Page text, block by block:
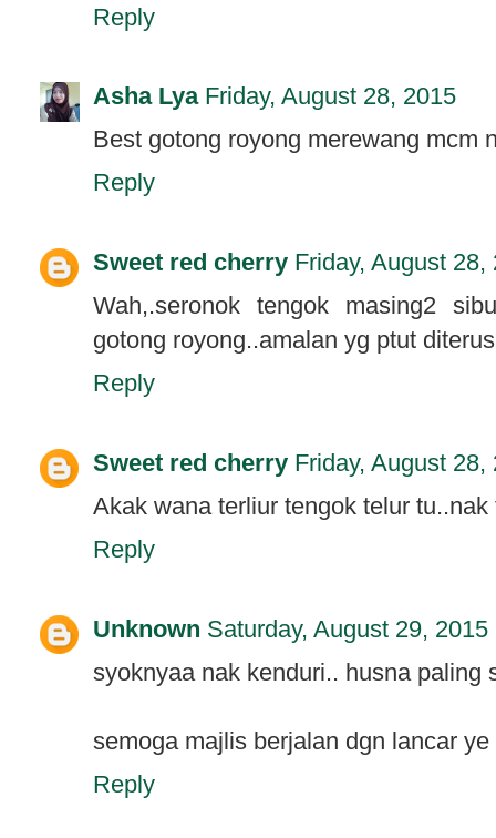
Reply
Asha Lya Friday, August 28, 2015
Best gotong royong merewang mcm
Reply
Sweet red cherry Friday, August 28,
Wah,.seronok tengok masing2
gotong royong..amalan yg ptut
Reply
Sweet red cherry Friday, August 28,
Akak wana terliur tengok telur
Reply
Unknown Saturday, August 29, 2015
syoknyaa nak kenduri.. husna paling
semoga majlis berjalan dgn lancar ye
Reply